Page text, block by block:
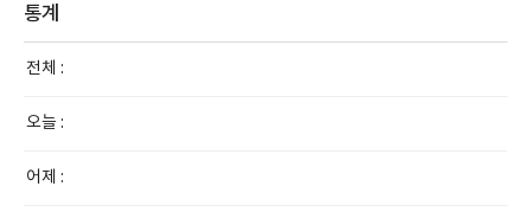
통계
전체 :
오늘 :
어제 :